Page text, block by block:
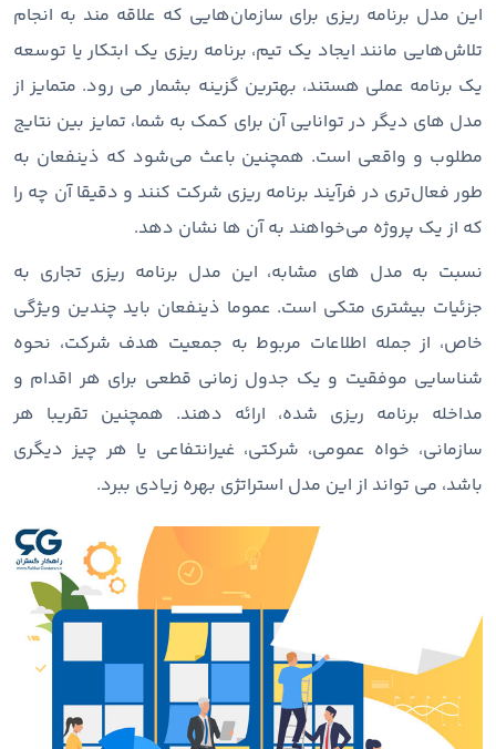
این مدل برنامه ‌ریزی برای سازمان‌هایی که علاقه‌ مند به انجام
تلاش‌هایی مانند ایجاد یک تیم، برنامه‌ ریزی یک ابتکار یا توسعه
یک برنامه عملی هستند، بهترین گزینه بشمار می رود. متمایز از
مدل های دیگر در توانایی آن برای کمک به شما، تمایز بین نتایج
مطلوب و واقعی است. همچنین باعث می‌شود که ذینفعان به
طور فعال‌تری در فرآیند برنامه ‌ریزی شرکت کنند و دقیقا آن چه را
که از یک پروژه می‌خواهند به آن ها نشان دهد.
نسبت به مدل های مشابه، این مدل برنامه ریزی تجاری به
جزئیات بیشتری متکی است. عموما ذینفعان باید چندین ویژگی
خاص، از جمله اطلاعات مربوط به جمعیت هدف شرکت، نحوه
شناسایی موفقیت و یک جدول زمانی قطعی برای هر اقدام و
مداخله برنامه ریزی شده، ارائه دهند. همچنین تقریبا هر
سازمانی، خواه عمومی، شرکتی، غیرانتفاعی یا هر چیز دیگری
باشد، می تواند از این مدل استراتژی بهره زیادی ببرد.